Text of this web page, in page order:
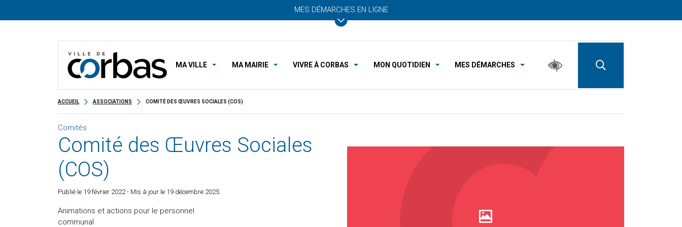
MES DÉMARCHES EN LIGNE
MA VILLE MA MAIRIE VIVRE À CORBAS MON QUOTIDIEN MES DÉMARCHES
ACCUEIL ASSOCIATIONS COMITÉ DES ŒUVRES SOCIALES (COS)
Comités
Comité des Œuvres Sociales
(COS)
Publié le 19 février 2022- Mis à jour le 19 décembre 2025
Animations et actions pour le personnel
communal